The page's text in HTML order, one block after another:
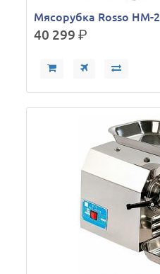
Мясорубка Rosso HM-
40 299р.